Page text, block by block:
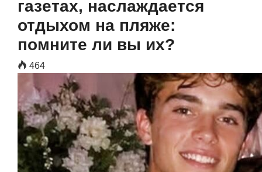
газетах, наслаждается
отдыхом на пляже:
помните ли вы их?
464